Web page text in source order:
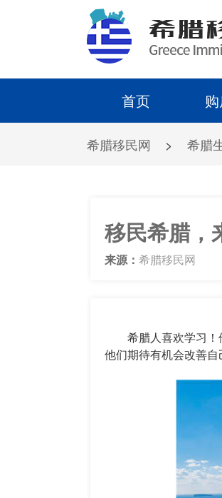
首页
希腊移民网 > 希腊
移民希腊，
来源： 希腊移民网
希腊人喜欢学习！他
他们期待有机会改善